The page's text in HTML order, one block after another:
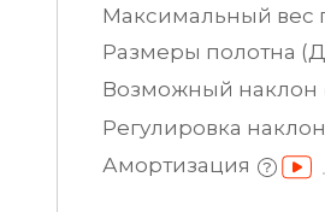
Максимальный вес
Размеры полотна
Возможный наклон
Регулировка
Амортизация